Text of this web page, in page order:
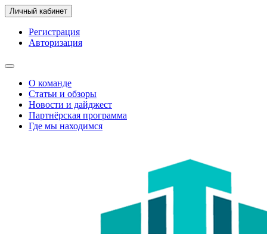
Личный кабинет
Регистрация
Авторизация
О команде
Статьи и обзоры
Новости и дайджест
Партнёрская программа
Где мы находимся